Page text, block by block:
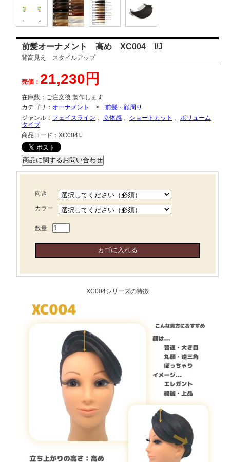
前髪オーナメント 高め XC004 I/J
背高見え スタイルアップ
売価： 21,230円
在庫数： ご注文後 製作します
カテゴリ： オーナメント > 前髪・顔周り
ジャンル： フェイスライン 、 立体感 、 ショートカット 、 ボリューム
タイプ
商品コード： XC004IJ
向き
カラー
数量
XC004シリーズの特徴